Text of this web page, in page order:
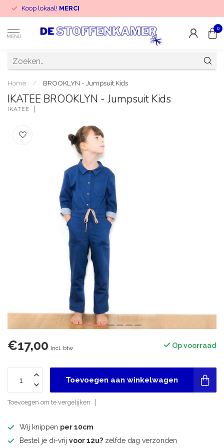
Koop lokaal! MERCI
MENU
0
Home / BROOKLYN - Jumpsuit Kids
IKATEE BROOKLYN - Jumpsuit Kids
IKATEE
€17,00 Incl. btw Op voorraad
Toevoegen aan winkelwagen
Toevoegen om te vergelijken
Wij knippen per 10cm
Bestel je di-vrij voor 12u? zelfde dag verzonden